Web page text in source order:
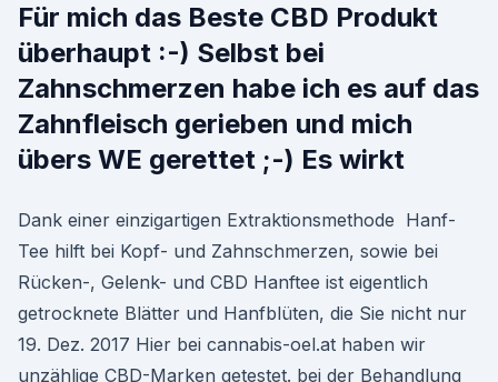
Für mich das Beste CBD Produkt
überhaupt :-) Selbst bei
Zahnschmerzen habe ich es auf das
Zahnfleisch gerieben und mich
übers WE gerettet ;-) Es wirkt
Dank einer einzigartigen Extraktionsmethode Hanf-
Tee hilft bei Kopf- und Zahnschmerzen, sowie bei
Rücken-, Gelenk- und CBD Hanftee ist eigentlich
getrocknete Blätter und Hanfblüten, die Sie nicht nur
19. Dez. 2017 Hier bei cannabis-oel.at haben wir
unzählige CBD-Marken getestet. bei der Behandlung